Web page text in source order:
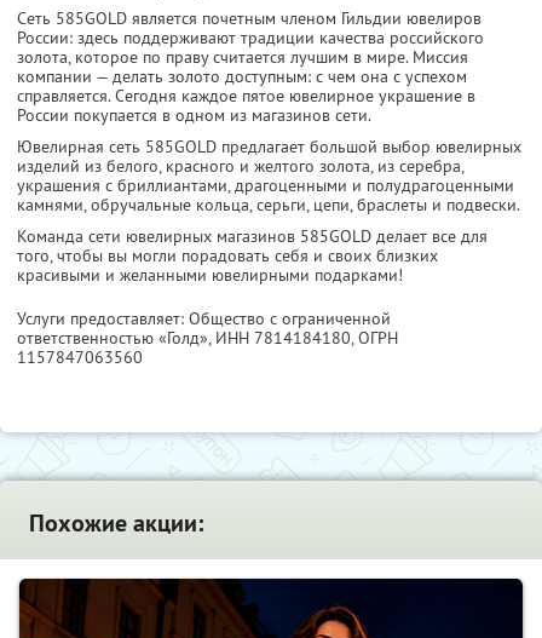
Сеть 585GOLD является почетным членом Гильдии ювелиров
России: здесь поддерживают традиции качества российского
золота, которое по праву считается лучшим в мире. Миссия
компании — делать золото доступным: с чем она с успехом
справляется. Сегодня каждое пятое ювелирное украшение в
России покупается в одном из магазинов сети.
Ювелирная сеть 585GOLD предлагает большой выбор ювелирных
изделий из белого, красного и желтого золота, из серебра,
украшения с бриллиантами, драгоценными и полудрагоценными
камнями, обручальные кольца, серьги, цепи, браслеты и подвески.
Команда сети ювелирных магазинов 585GOLD делает все для
того, чтобы вы могли порадовать себя и своих близких
красивыми и желанными ювелирными подарками!
Услуги предоставляет: Общество с ограниченной
ответственностью «Голд», ИНН 7814184180, ОГРН
1157847063560
Похожие акции: